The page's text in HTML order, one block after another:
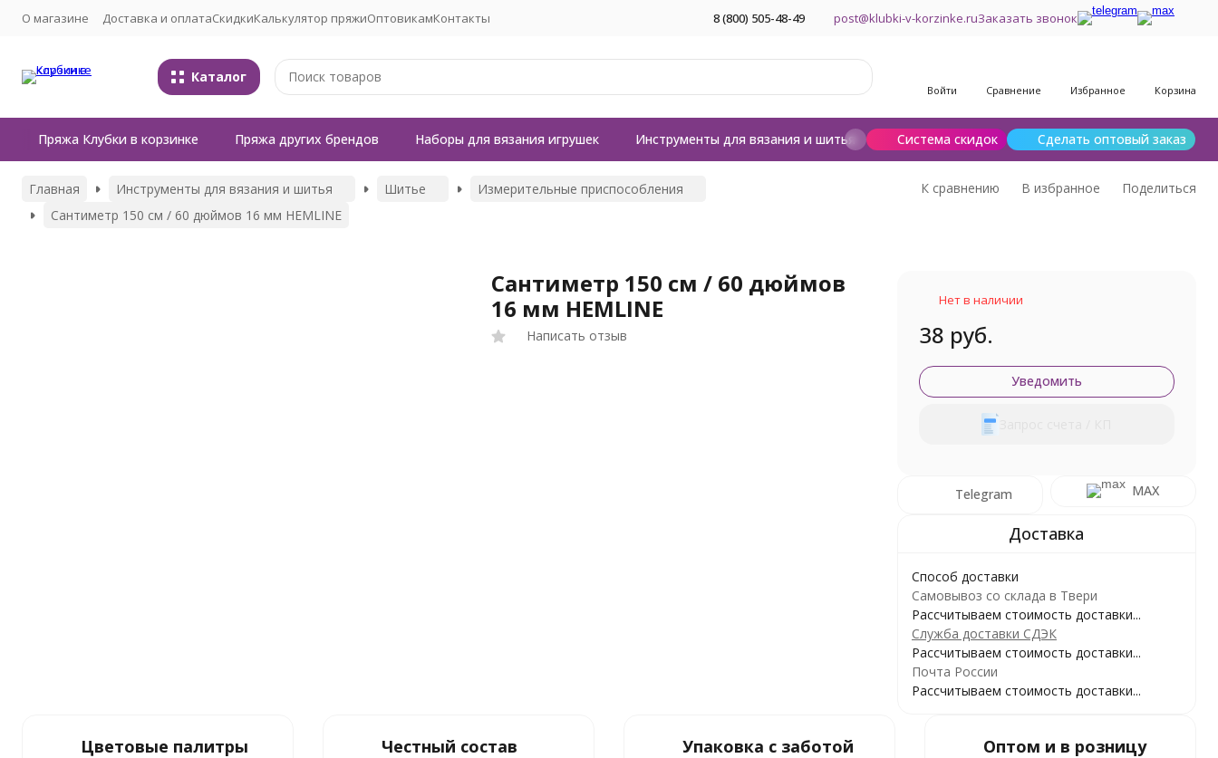
О магазине Доставка и оплатаСкидкиКалькулятор пряжиОптовикамКонтакты 8 (800) 505-48-49 post@klubki-v-korzinke.ruЗаказать звонок
Каталог
Войти Сравнение Избранное Корзина
Система скидок Сделать оптовый заказ
Пряжа Клубки в корзинке Пряжа других брендов Наборы для вязания игрушек Инструменты для вязания и шитья Шерсть для валяния
Главная Инструменты для вязания и шитья Шитье
Измерительные приспособления
Сантиметр 150 см / 60 дюймов 16 мм HEMLINE
К сравнению В избранное Поделиться
Сантиметр 150 см / 60 дюймов
16 мм HEMLINE
Написать отзыв
Нет в наличии
38 руб.
Уведомить
Telegram MAX
Способ доставки
Самовывоз со склада в Твери
Рассчитываем стоимость доставки...
Служба доставки СДЭК
Рассчитываем стоимость доставки...
Почта России
Рассчитываем стоимость доставки...
Цветовые палитры Честный состав Упаковка с заботой Оптом и в розницу